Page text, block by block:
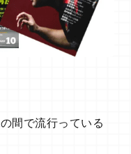
の間で流行っている